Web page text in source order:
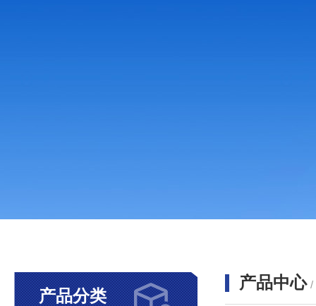
产品分类
产品中心 /